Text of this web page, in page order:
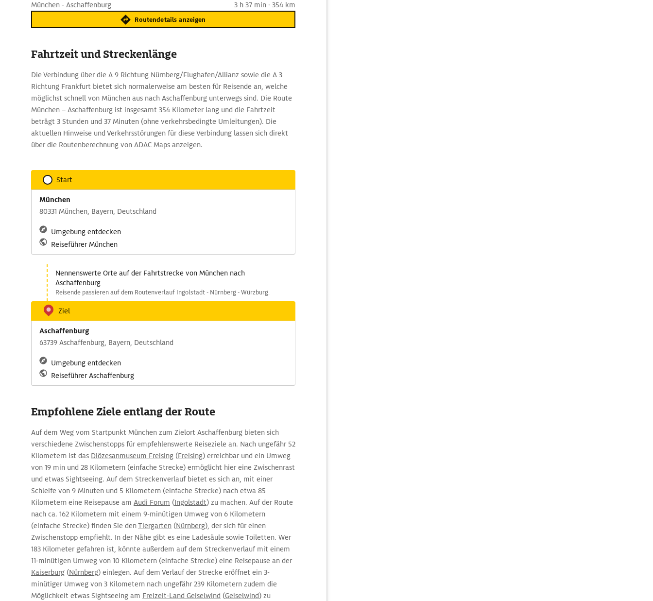
München - Aschaffenburg 3 h 37 min · 354 km
Routendetails anzeigen
Fahrtzeit und Streckenlänge
Die Verbindung über die A 9 Richtung Nürnberg/Flughafen/Allianz sowie die A 3
Richtung Frankfurt bietet sich normalerweise am besten für Reisende an, welche
möglichst schnell von München aus nach Aschaffenburg unterwegs sind. Die Route
München – Aschaffenburg ist insgesamt 354 Kilometer lang und die Fahrtzeit
beträgt 3 Stunden und 37 Minuten (ohne verkehrsbedingte Umleitungen). Die
aktuellen Hinweise und Verkehrsstörungen für diese Verbindung lassen sich direkt
über die Routenberechnung von ADAC Maps anzeigen.
Start
München
80331 München, Bayern, Deutschland
Umgebung entdecken
Reiseführer München
Nennenswerte Orte auf der Fahrtstrecke von München nach
Aschaffenburg
Reisende passieren auf dem Routenverlauf Ingolstadt - Nürnberg - Würzburg.
Ziel
Aschaffenburg
63739 Aschaffenburg, Bayern, Deutschland
Umgebung entdecken
Reiseführer Aschaffenburg
Empfohlene Ziele entlang der Route
Auf dem Weg vom Startpunkt München zum Zielort Aschaffenburg bieten sich
verschiedene Zwischenstopps für empfehlenswerte Reiseziele an. Nach ungefähr 52
Kilometern ist das Diözesanmuseum Freising (Freising) erreichbar und ein Umweg
von 19 min und 28 Kilometern (einfache Strecke) ermöglicht hier eine Zwischenrast
und etwas Sightseeing. Auf dem Streckenverlauf bietet es sich an, mit einer
Schleife von 9 Minuten und 5 Kilometern (einfache Strecke) nach etwa 85
Kilometern eine Reisepause am Audi Forum (Ingolstadt) zu machen. Auf der Route
nach ca. 162 Kilometern mit einem 9-minütigen Umweg von 6 Kilometern
(einfache Strecke) finden Sie denTiergarten (Nürnberg), der sich für einen
Zwischenstopp empfiehlt. In der Nähe gibt es eine Ladesäule sowie Toiletten. Wer
183 Kilometer gefahren ist, könnte außerdem auf dem Streckenverlauf mit einem
11-minütigen Umweg von 10 Kilometern (einfache Strecke) eine Reisepause an der
Kaiserburg (Nürnberg) einlegen. Auf dem Verlauf der Strecke eröffnet ein 3-
minütiger Umweg von 3 Kilometern nach ungefähr 239 Kilometern zudem die
Möglichkeit etwas Sightseeing am Freizeit-Land Geiselwind (Geiselwind) zu